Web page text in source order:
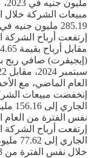
العام الماضي، مع
إنخفضت مبيعات
نفس الفترة من العام
إرتفعت أرباح
خلال نفس الفترة من 2023.